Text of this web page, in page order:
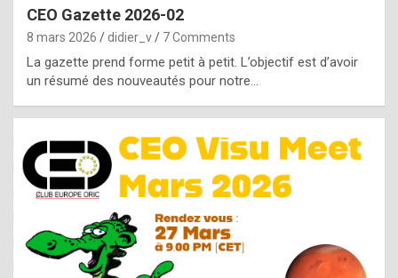
g
e
n
u
i
n
e
R
o
CEO Gazette 2026-02
8 mars 2026 didier_v 7 Comments
La gazette prend forme petit à petit. L’objectif est d’avoir
un résumé des nouveautés pour notre…